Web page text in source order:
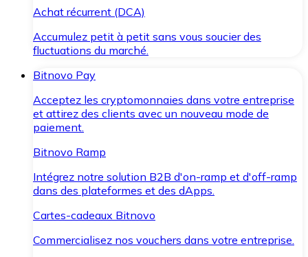
Achat récurrent (DCA)
Accumulez petit à petit sans vous soucier des
fluctuations du marché.
Bitnovo Pay
Acceptez les cryptomonnaies dans votre entreprise
et attirez des clients avec un nouveau mode de
paiement.
Bitnovo Ramp
Intégrez notre solution B2B d'on-ramp et d'off-ramp
dans des plateformes et des dApps.
Cartes-cadeaux Bitnovo
Commercialisez nos vouchers dans votre entreprise.